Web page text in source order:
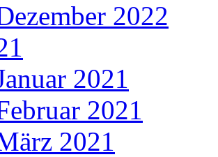
2022
2021
2021
2021